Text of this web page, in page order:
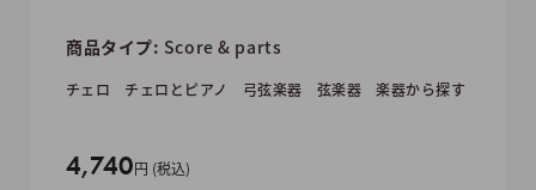
商品タイプ: Score & parts
チェロ チェロとピアノ 弓弦楽器 弦楽器 楽器から探す
販
4,740円 (税込)